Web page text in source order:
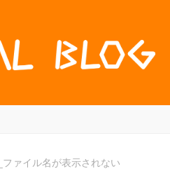
ァイル名が表示されない